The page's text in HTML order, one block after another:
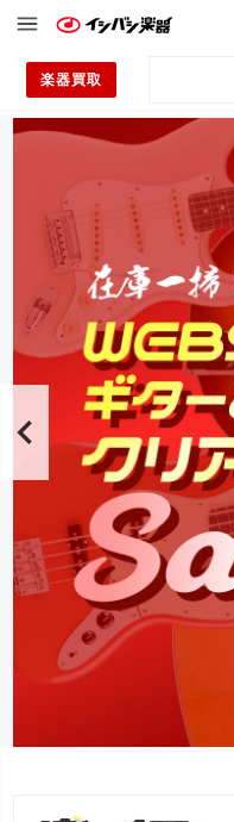
楽器買取
ログイン / 会員登録
カテゴリから探す
Categories
アコースティックギター
エレキベース
ウクレレ
ドラム
電子ドラム
エフェクター
アクセサリー
管楽器
管楽器アクセサリー